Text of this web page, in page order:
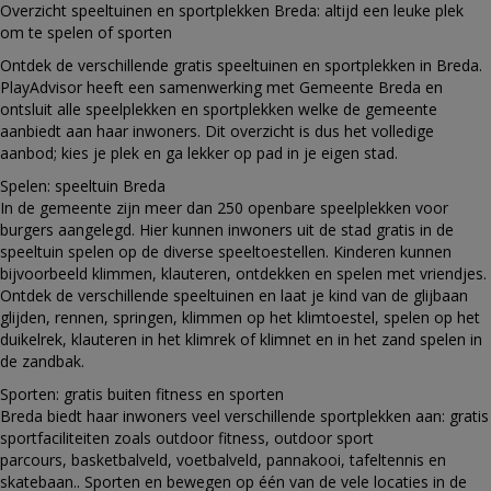
Overzicht speeltuinen en sportplekken Breda: altijd een leuke plek
om te spelen of sporten
Ontdek de verschillende gratis speeltuinen en sportplekken in Breda.
PlayAdvisor heeft een samenwerking met Gemeente Breda en
ontsluit alle speelplekken en sportplekken welke de gemeente
aanbiedt aan haar inwoners. Dit overzicht is dus het volledige
aanbod; kies je plek en ga lekker op pad in je eigen stad.
Spelen: speeltuin Breda
In de gemeente zijn meer dan 250 openbare speelplekken voor
burgers aangelegd. Hier kunnen inwoners uit de stad gratis in de
speeltuin spelen op de diverse speeltoestellen. Kinderen kunnen
bijvoorbeeld klimmen, klauteren, ontdekken en spelen met vriendjes.
Ontdek de verschillende speeltuinen en laat je kind van de glijbaan
glijden, rennen, springen, klimmen op het klimtoestel, spelen op het
duikelrek, klauteren in het klimrek of klimnet en in het zand spelen in
de zandbak.
Sporten: gratis buiten fitness en sporten
Breda biedt haar inwoners veel verschillende sportplekken aan: gratis
sportfaciliteiten zoals outdoor fitness, outdoor sport
parcours, basketbalveld, voetbalveld, pannakooi, tafeltennis en
skatebaan.. Sporten en bewegen op één van de vele locaties in de